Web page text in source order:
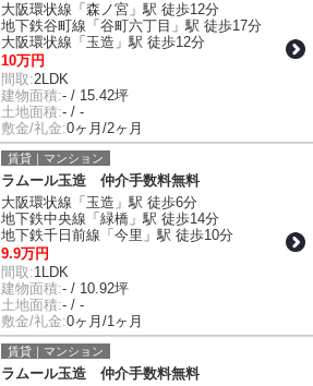
大阪環状線「森ノ宮」駅 徒歩12分
地下鉄谷町線「谷町六丁目」駅 徒歩17分
大阪環状線「玉造」駅 徒歩12分
10万円
間取:2LDK
建物面積:- / 15.42坪
土地面積:- / -
敷金/礼金:0ヶ月/2ヶ月
賃貸｜マンション
ラムール玉造 仲介手数料無料
大阪環状線「玉造」駅 徒歩6分
地下鉄中央線「緑橋」駅 徒歩14分
地下鉄千日前線「今里」駅 徒歩10分
9.9万円
間取:1LDK
建物面積:- / 10.92坪
土地面積:- / -
敷金/礼金:0ヶ月/1ヶ月
賃貸｜マンション
ラムール玉造 仲介手数料無料